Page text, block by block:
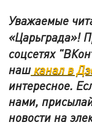
Уважаемые
«Царьграда»!
соцсетях
нашканал в
интересное.
нами,
новости на